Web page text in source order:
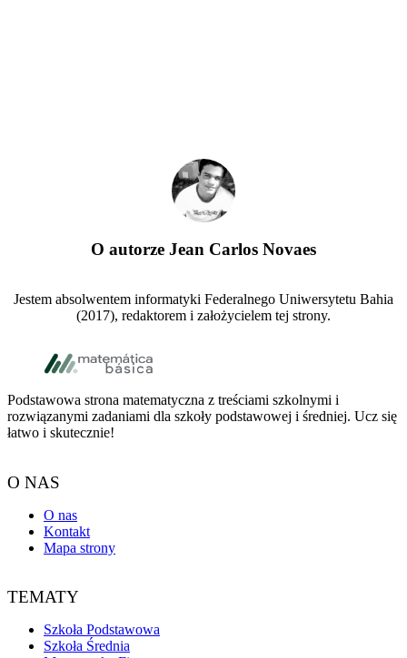
O autorze Jean Carlos Novaes
Jestem absolwentem informatyki Federalnego Uniwersytetu Bahia
(2017), redaktorem i założycielem tej strony.
Footer
Podstawowa strona matematyczna z treściami szkolnymi i
rozwiązanymi zadaniami dla szkoły podstawowej i średniej. Ucz się
łatwo i skutecznie!
O NAS
O nas
Kontakt
Mapa strony
TEMATY
Szkoła Podstawowa
Szkoła Średnia